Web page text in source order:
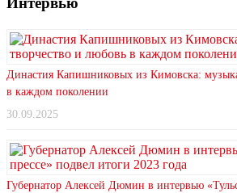
Династия Капишниковых из Кимовска:
в каждом поколении
30.09.2025
Губернатор Алексей Дюмин в интервью